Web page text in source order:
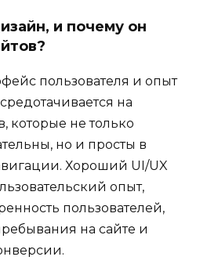
и почему он
пользователя и опыт
на
которые не только
но и просты в
Хороший UI/UX
опыт,
пользователей,
на сайте и